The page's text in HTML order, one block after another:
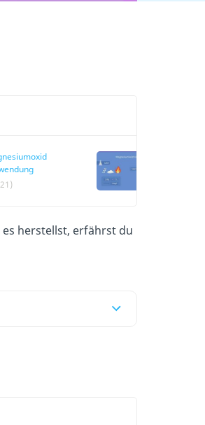
herstellst, erfährst du